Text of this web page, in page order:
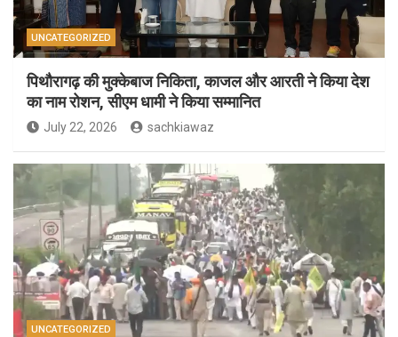
UNCATEGORIZED
पिथौरागढ़ की मुक्केबाज निकिता, काजल और आरती ने किया देश
का नाम रोशन, सीएम धामी ने किया सम्मानित
July 22, 2026 sachkiawaz
UNCATEGORIZED